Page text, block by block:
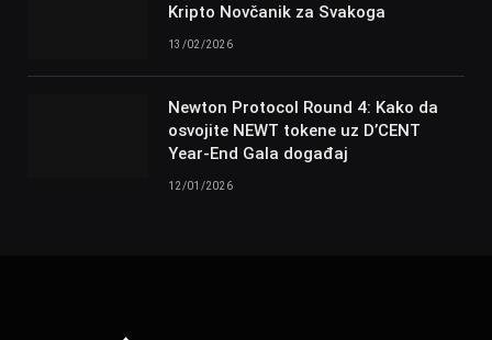
Kripto Novčanik za Svakoga
13/02/2026
Newton Protocol Round 4: Kako da
osvojite NEWT tokene uz D’CENT
Year-End Gala događaj
12/01/2026